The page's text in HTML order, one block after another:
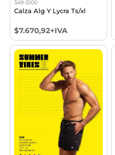
349-5100
Calza Alg Y Lycra Ts/xl
$7.670,92+IVA